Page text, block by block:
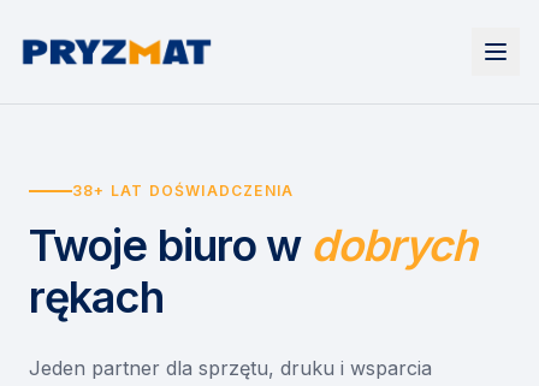
Urządzenia
Drukarki i urządzenia wielofunkcyjne
Etykiety i identyfikacja
Skanery i obieg dokumentów
Monitory interaktywne
Niszczarki dokumentów
Wynajem drukarek
Wynajem urządzeń biurowych
Asystent druku
EZD RP
Misja szkoła
Serwis
O nas
38+ LAT DOŚWIADCZENIA
Twoje biuro w dobrych
rękach
Jeden partner dla sprzętu, druku i wsparcia